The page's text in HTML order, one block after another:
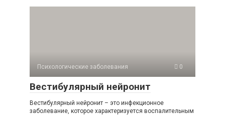
Психологические заболевания 0
Вестибулярный нейронит
Вестибулярный нейронит – это инфекционное
заболевание, которое характеризуется воспалительным